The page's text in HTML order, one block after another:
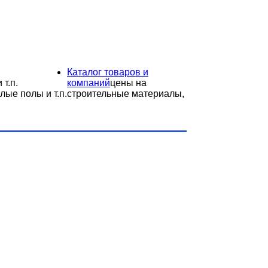
т.п.
полы и т.п.
Каталог товаров и
компанийцены на
строительные материалы,